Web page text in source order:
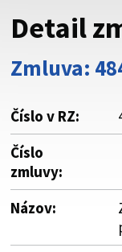
Buďte pozorní a
cez zabezpečenú
vždy začína
Detail
Zmluva:
Číslo v RZ:
Číslo
zmluvy:
Názov: